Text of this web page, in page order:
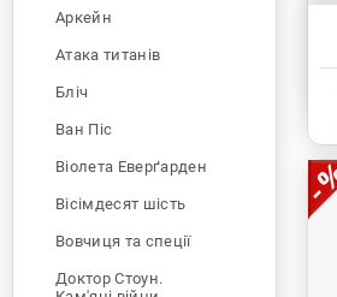
Аркейн
Атака титанів
Бліч
Ван Піс
Віолета Еверґарден
Вісімдесят шість
Вовчиця та спеції
Доктор Стоун.